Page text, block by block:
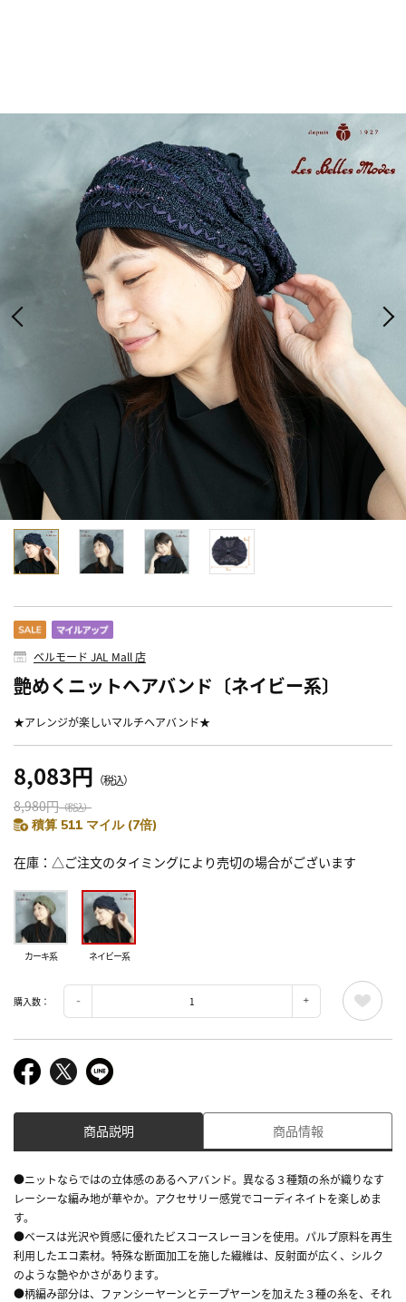
ベルモード JAL Mall 店
艶めくニットヘアバンド〔ネイビー系〕
★アレンジが楽しいマルチヘアバンド★
8,083円 （税込）
8,980円（税込）
積算 511 マイル (7倍)
在庫 △ご注文のタイミングにより売切の場合がございます
カーキ系 ネイビー系
購入数：
商品説明 商品情報
●ニットならではの立体感のあるヘアバンド。異なる３種類の糸が織りなす
レーシーな編み地が華やか。アクセサリー感覚でコーディネイトを楽しめま
す。
●ベースは光沢や質感に優れたビスコースレーヨンを使用。パルプ原料を再生
利用したエコ素材。特殊な断面加工を施した繊維は、反射面が広く、シルク
のような艶やかさがあります。
●柄編み部分は、ファンシーヤーンとテープヤーンを加えた３種の糸を、それ